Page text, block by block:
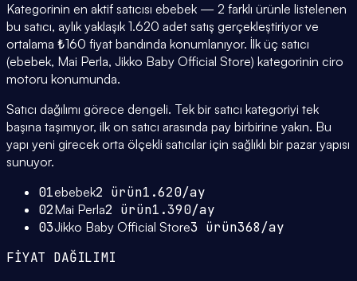
Kategorinin en aktif satıcısı ebebek — 2 farklı ürünle listelenen
bu satıcı, aylık yaklaşık 1.620 adet satış gerçekleştiriyor ve
ortalama ₺160 fiyat bandında konumlanıyor. İlk üç satıcı
(ebebek, Mai Perla, Jikko Baby Official Store) kategorinin ciro
motoru konumunda.
Satıcı dağılımı görece dengeli. Tek bir satıcı kategoriyi tek
başına taşımıyor, ilk on satıcı arasında pay birbirine yakın. Bu
yapı yeni girecek orta ölçekli satıcılar için sağlıklı bir pazar yapısı
sunuyor.
01ebebek2 ürün1.620/ay
02Mai Perla2 ürün1.390/ay
03Jikko Baby Official Store3 ürün368/ay
FİYAT DAĞILIMI